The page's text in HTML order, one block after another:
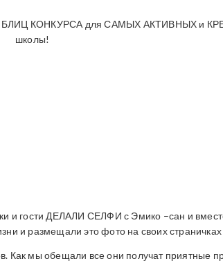
БЛИЦ КОНКУРСА для САМЫХ АКТИВНЫХ и
школы!
и гости ДЕЛАЛИ СЕЛФИ с Эмико –сан и
и размещали это фото на своих страничках
Как мы обещали все они получат приятные